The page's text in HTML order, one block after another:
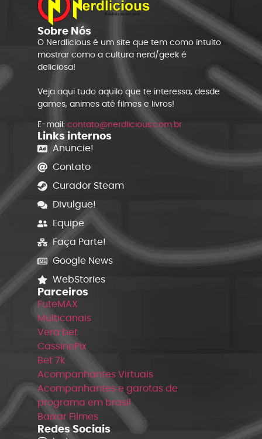
Sobre Nós
O Nerdlicious é um site que tem como intuito
mostrar como a cultura nerd/geek é
deliciosa!
Veja aqui tudo aquilo que te interessa, desde
games, animes até filmes e livros!
E-mail: contato@nerdlicious.com.br
Links internos
Anuncie!
Contato
Curador Steam
Divulgue!
Equipe
Faça Parte!
Google News
WebStories
Parceiros
FuteMAX
Multicanais
Vera bet
CassinoPix
Bet 7k
Acompanhantes Virtuais
Acompanhantes e garotas de
programa em brasil
Baixar Filmes
Redes Sociais